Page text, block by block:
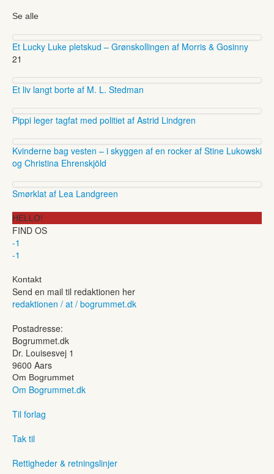
Se alle
Et Lucky Luke pletskud – Grønskollingen af Morris & Gosinny
21
Et liv langt borte af M. L. Stedman
Pippi leger tagfat med politiet af Astrid Lindgren
Kvinderne bag vesten – i skyggen af en rocker af Stine Lukowski
og Christina Ehrenskjöld
Smørklat af Lea Landgreen
HELLO!
FIND OS
-1
-1
Kontakt
Send en mail til redaktionen her
redaktionen / at / bogrummet.dk
Postadresse:
Bogrummet.dk
Dr. Louisesvej 1
9600 Aars
Om Bogrummet
Om Bogrummet.dk
Til forlag
Tak til
Rettigheder & retningslinjer